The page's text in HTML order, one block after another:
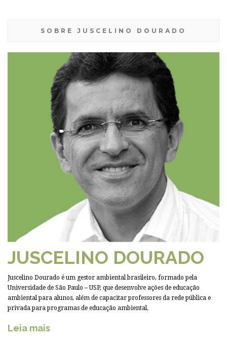
SOBRE JUSCELINO DOURADO
JUSCELINO DOURADO
Juscelino Dourado é um gestor ambiental brasileiro, formado pela
Universidade de São Paulo – USP, que desenvolve ações de educação
ambiental para alunos, além de capacitar professores da rede pública e
privada para programas de educação ambiental.
Leia mais